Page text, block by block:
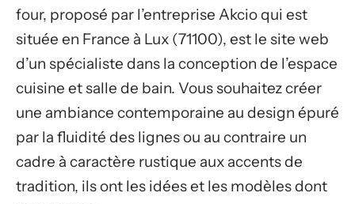
four, proposé par l’entreprise Akcio qui est
située en France à Lux (71100), est le site web
d’un spécialiste dans la conception de l’espace
cuisine et salle de bain. Vous souhaitez créer
une ambiance contemporaine au design épuré
par la fluidité des lignes ou au contraire un
cadre à caractère rustique aux accents de
tradition, ils ont les idées et les modèles dont